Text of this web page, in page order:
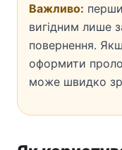
Важливо:
вигідним лише
повернення.
оформити
може швидко